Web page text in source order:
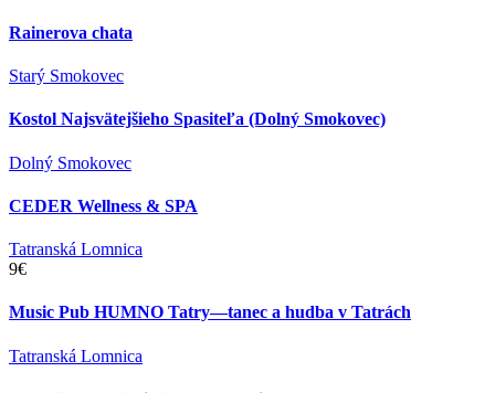
Rainerova chata
Starý Smokovec
Kostol Najsvätejšieho Spasiteľa (Dolný Smokovec)
Dolný Smokovec
CEDER Wellness & SPA
Tatranská Lomnica
9€
Music Pub HUMNO Tatry—tanec a hudba v Tatrách
Tatranská Lomnica